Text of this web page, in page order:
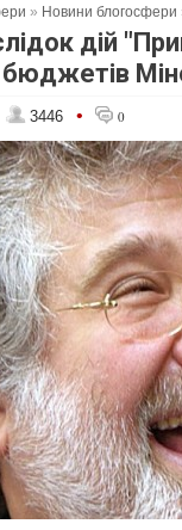
» Новини блогосфери
дій
бюджетів
3446 • 0